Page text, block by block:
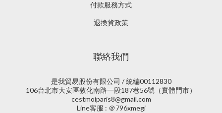
付款服務方式
退換貨政策
聯絡我們
是我貿易股份有限公司 / 統編00112830
106台北市大安區敦化南路一段187巷56號（實體門市）
cestmoiparis8@gmail.com
Line客服 : ＠796xmegi